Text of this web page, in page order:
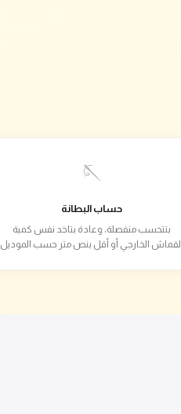
🪡
حساب البطانة
بتتحسب منفصلة، وعادة بتاخد نفس كمية
القماش الخارجي أو أقل بنص متر حسب الموديل